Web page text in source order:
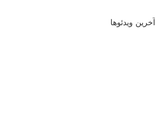
آخرین ویدئوها